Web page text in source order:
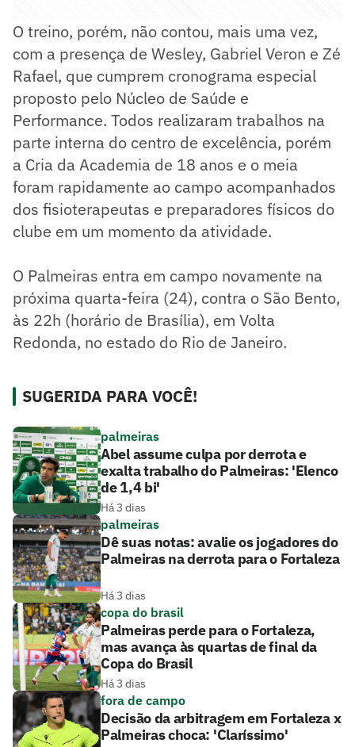
O treino, porém, não contou, mais uma vez,
com a presença de Wesley, Gabriel Veron e Zé
Rafael, que cumprem cronograma especial
proposto pelo Núcleo de Saúde e
Performance. Todos realizaram trabalhos na
parte interna do centro de excelência, porém
a Cria da Academia de 18 anos e o meia
foram rapidamente ao campo acompanhados
dos fisioterapeutas e preparadores físicos do
clube em um momento da atividade.
O Palmeiras entra em campo novamente na
próxima quarta-feira (24), contra o São Bento,
às 22h (horário de Brasília), em Volta
Redonda, no estado do Rio de Janeiro.
SUGERIDA PARA VOCÊ!
palmeiras
Abel assume culpa por derrota e
exalta trabalho do Palmeiras: 'Elenco
de 1,4 bi'
Há 3 dias
palmeiras
Dê suas notas: avalie os jogadores do
Palmeiras na derrota para o Fortaleza
Há 3 dias
copa do brasil
Palmeiras perde para o Fortaleza,
mas avança às quartas de final da
Copa do Brasil
Há 3 dias
fora de campo
Decisão da arbitragem em Fortaleza x
Palmeiras choca: 'Claríssimo'